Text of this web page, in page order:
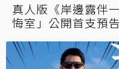
真人版《岸邊露伴
悔室」公開首支預